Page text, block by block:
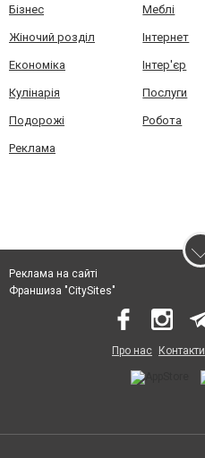
Бізнес Меблі
Жіночий розділ Інтернет
Економіка Інтер'єр
Кулінарія Послуги
Подорожі Робота
Реклама
Реклама на сайті
Франшиза "CitySites"
Про нас Контакти